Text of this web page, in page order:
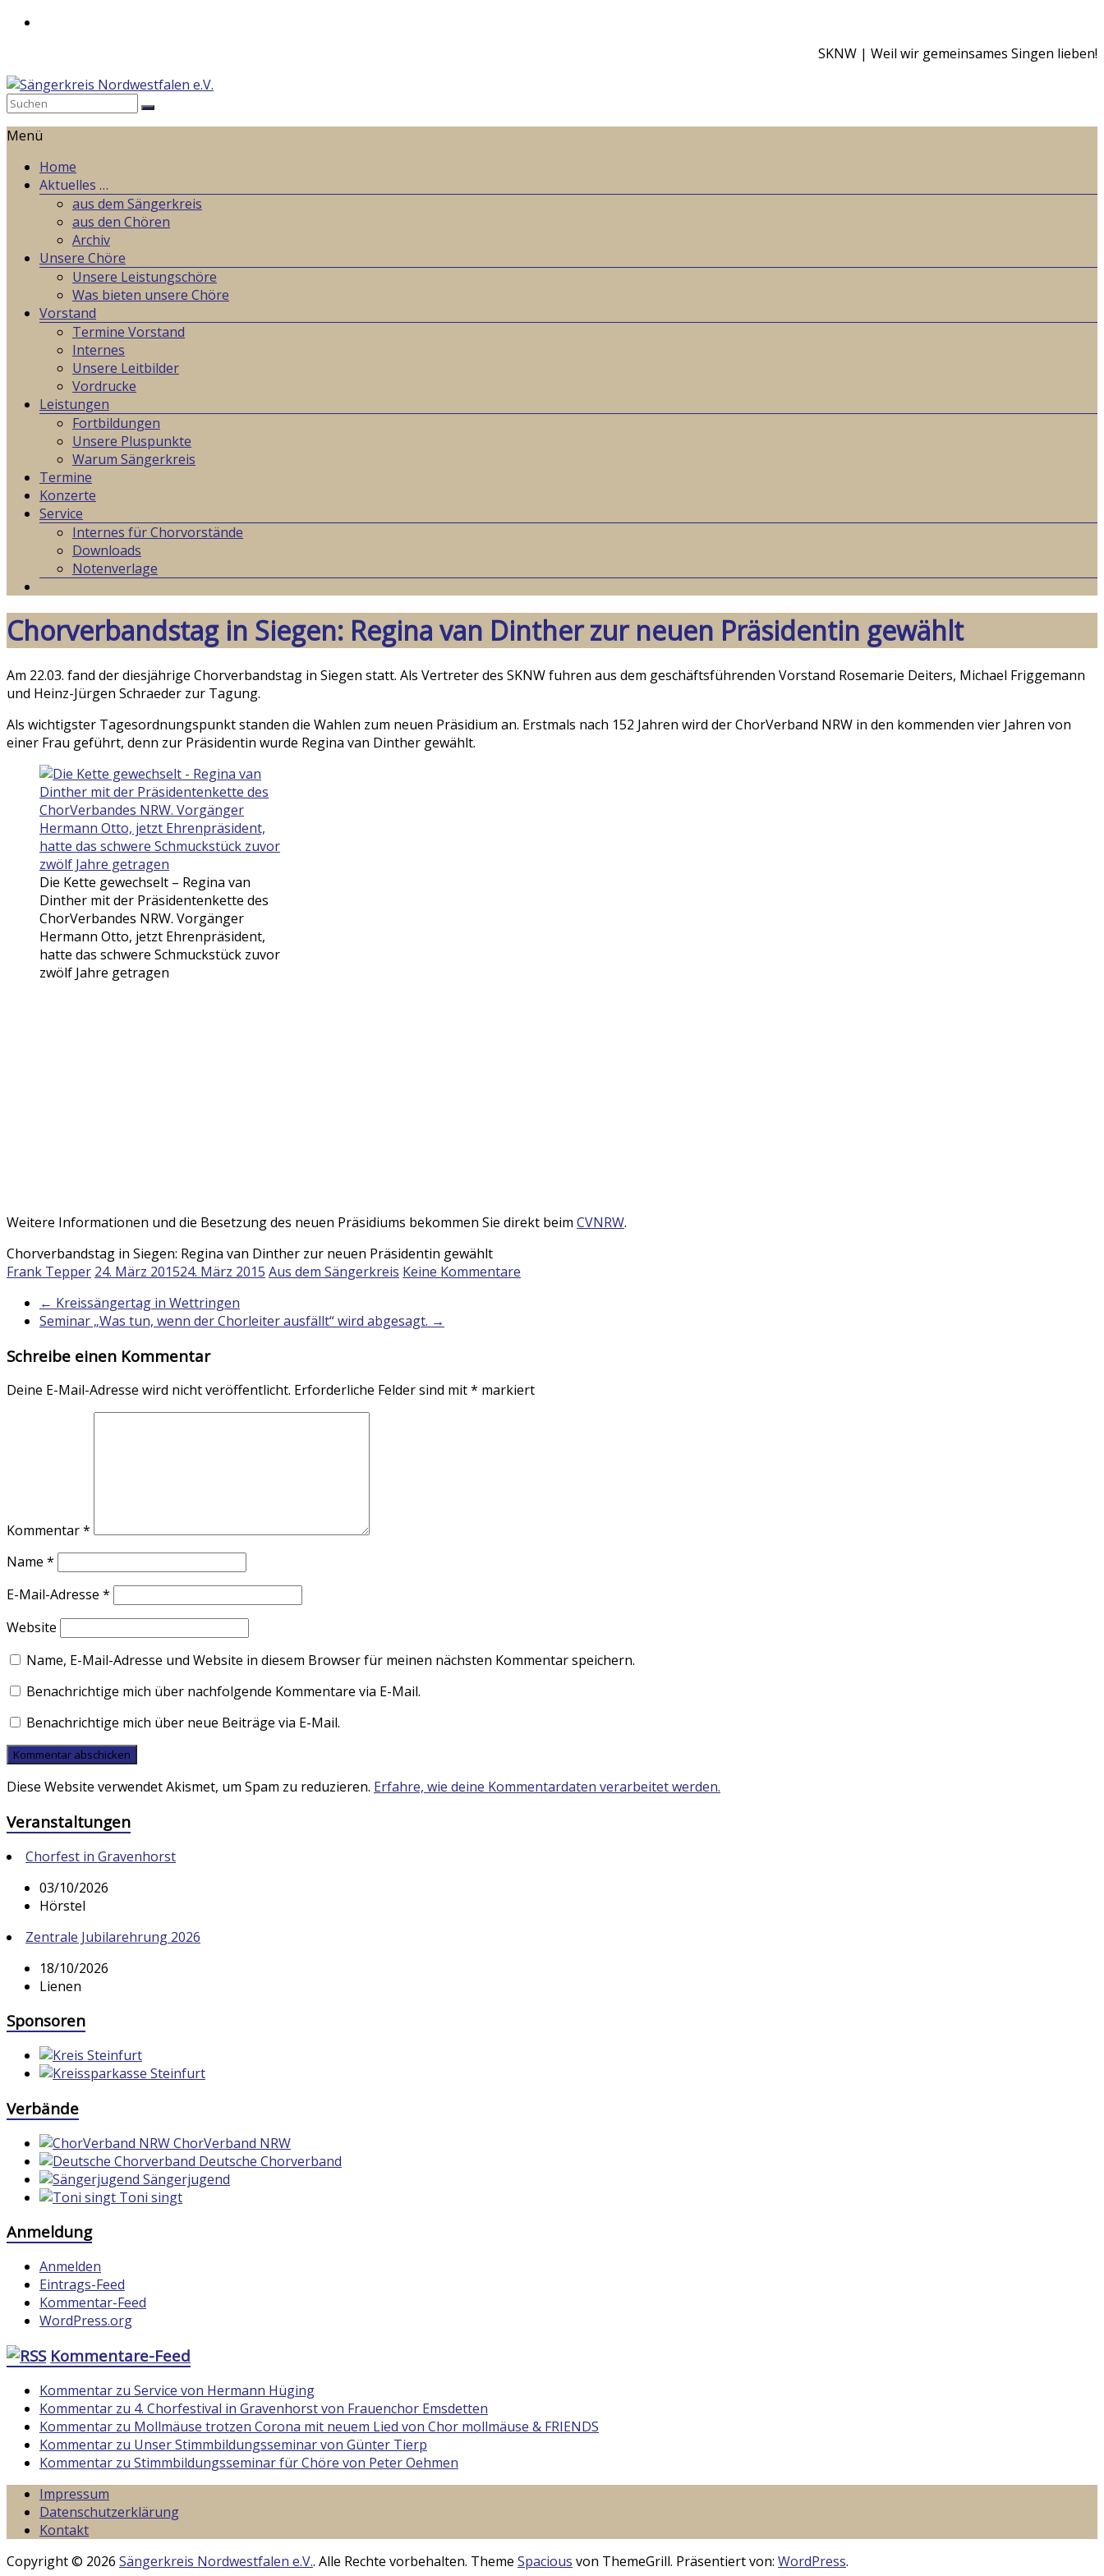
Zum
SKNW | Weil wir gemeinsames Singen lieben!
Sängerkreis
Nordwestfalen
Weil
gemeinsames
Singen
lieben!
Menü
Home
Aktuelles …
aus dem Sängerkreis
aus den Chören
Archiv
Unsere Chöre
Unsere Leistungschöre
Was bieten unsere Chöre
Vorstand
Termine Vorstand
Internes
Unsere Leitbilder
Vordrucke
Leistungen
Fortbildungen
Unsere Pluspunkte
Warum Sängerkreis
Termine
Konzerte
Service
Internes für Chorvorstände
Downloads
Notenverlage
Chorverbandstag in Siegen: Regina van Dinther zur neuen Präsidentin gewählt
Am 22.03. fand der diesjährige Chorverbandstag in Siegen statt. Als Vertreter des SKNW fuhren aus dem geschäftsführenden Vorstand Rosemarie Deiters, Michael Friggemann
und Heinz-Jürgen Schraeder zur Tagung.
Als wichtigster Tagesordnungspunkt standen die Wahlen zum neuen Präsidium an. Erstmals nach 152 Jahren wird der ChorVerband NRW in den kommenden vier Jahren von
einer Frau geführt, denn zur Präsidentin wurde Regina van Dinther gewählt.
Die Kette gewechselt – Regina van
Dinther mit der Präsidentenkette des
ChorVerbandes NRW. Vorgänger
Hermann Otto, jetzt Ehrenpräsident,
hatte das schwere Schmuckstück zuvor
zwölf Jahre getragen
Weitere Informationen und die Besetzung des neuen Präsidiums bekommen Sie direkt beim CVNRW.
Chorverbandstag in Siegen: Regina van Dinther zur neuen Präsidentin gewählt
Frank Tepper 24. März 201524. März 2015 Aus dem Sängerkreis Keine Kommentare
← Kreissängertag in Wettringen
Seminar „Was tun, wenn der Chorleiter ausfällt“ wird abgesagt. →
Schreibe einen Kommentar
Deine E-Mail-Adresse wird nicht veröffentlicht. Erforderliche Felder sind mit* markiert
Kommentar*
Name *
E-Mail-Adresse *
Website
Name, E-Mail-Adresse und Website in diesem Browser für meinen nächsten Kommentar speichern.
Benachrichtige mich über nachfolgende Kommentare via E-Mail.
Benachrichtige mich über neue Beiträge via E-Mail.
Diese Website verwendet Akismet, um Spam zu reduzieren. Erfahre, wie deine Kommentardaten verarbeitet werden.
Veranstaltungen
Chorfest in Gravenhorst
03/10/2026
Hörstel
Zentrale Jubilarehrung 2026
18/10/2026
Lienen
Sponsoren
Verbände
ChorVerband NRW
Deutsche Chorverband
Sängerjugend
Toni singt
Anmeldung
Anmelden
Eintrags-Feed
Kommentar-Feed
WordPress.org
Kommentare-Feed
Kommentar zu Service von Hermann Hüging
Kommentar zu 4. Chorfestival in Gravenhorst von Frauenchor Emsdetten
Kommentar zu Mollmäuse trotzen Corona mit neuem Lied von Chor mollmäuse & FRIENDS
Kommentar zu Unser Stimmbildungsseminar von Günter Tierp
Kommentar zu Stimmbildungsseminar für Chöre von Peter Oehmen
Impressum
Datenschutzerklärung
Kontakt
Copyright © 2026 Sängerkreis Nordwestfalen e.V.. Alle Rechte vorbehalten. Theme Spacious von ThemeGrill. Präsentiert von: WordPress.